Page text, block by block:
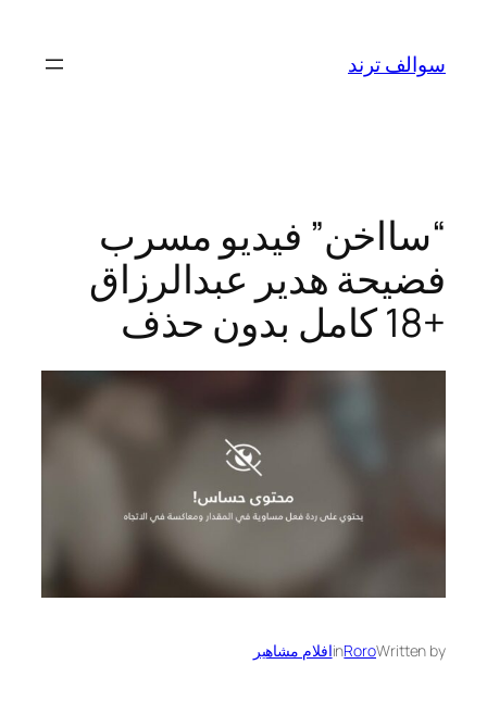
المحتوى
سوالف ترند
“سااخن” فيديو مسرب
فضيحة هدير عبدالرزاق
+18 كامل بدون حذف
Written by
Roro
inافلام مشاهير